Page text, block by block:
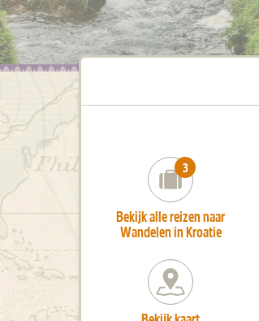
number_of_trips:
3
Bekijk alle reizen naar
Wandelen in Kroatie